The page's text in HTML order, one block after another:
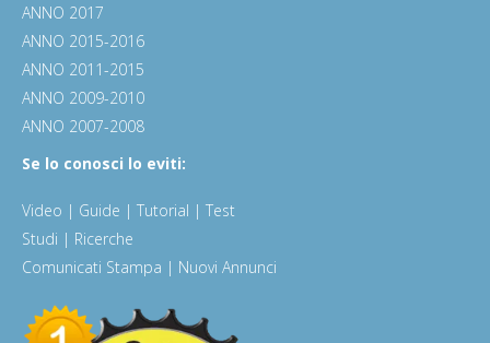
ANNO 2017
ANNO 2015-2016
ANNO 2011-2015
ANNO 2009-2010
ANNO 2007-2008
Se lo conosci lo eviti:
Video | Guide | Tutorial | Test
Studi | Ricerche
Comunicati Stampa | Nuovi Annunci